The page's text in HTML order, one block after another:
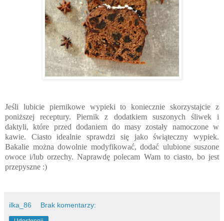
Jeśli lubicie piernikowe wypieki to koniecznie skorzystajcie z
poniższej receptury. Piernik z dodatkiem suszonych śliwek i
daktyli, które przed dodaniem do masy zostały namoczone w
kawie. Ciasto idealnie sprawdzi się jako świąteczny wypiek.
Bakalie można dowolnie modyfikować, dodać ulubione suszone
owoce i/lub orzechy. Naprawdę polecam Wam to ciasto, bo jest
przepyszne :)
ilka_86 Brak komentarzy: